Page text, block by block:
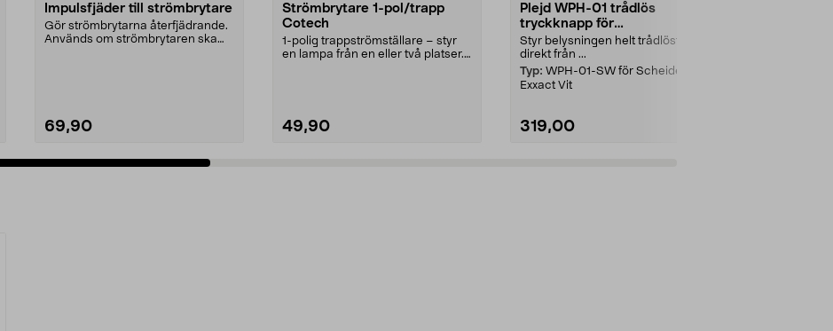
Impulsfjäder till strömbrytare
Gör strömbrytarna återfjädrande.
Används om strömbrytaren ska
69,90
Strömbrytare 1-pol/trapp
Cotech
1-polig trappströmställare – styr
en lampa från en eller två platser.
49,90
Plejd WPH-01 trådlös
tryckknapp för
fjärrströmbrytare
Styr belysningen helt trådlöst –
direkt från ...
Typ: WPH-01-SW för Scheider
Exxact Vit
319,00